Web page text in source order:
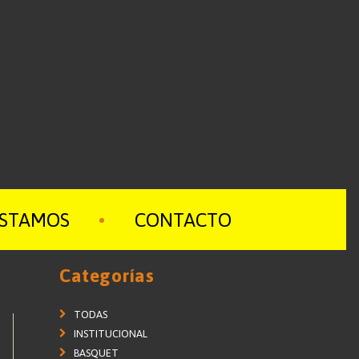
CONTACTO
Categorías
TODAS
INSTITUCIONAL
BASQUET